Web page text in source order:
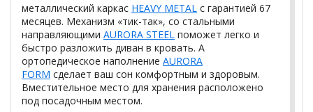
металлический каркас HEAVY METAL с гарантией 67
месяцев. Механизм «тик-так», со стальными
направляющими AURORA STEEL поможет легко и
быстро разложить диван в кровать. А
ортопедическое наполнение AURORA
FORM сделает ваш сон комфортным и здоровым.
Вместительное место для хранения расположено
под посадочным местом.